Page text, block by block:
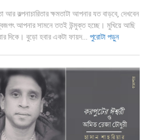
আর কল্পনাচারিতার ক্ষমতাটা আপনার যত বাড়বে, দেখবেন
আপনার সামনে ততই উন্মুক্ত হচ্ছে। মুখিয়ে আছি
দিকে। বুড়ো হবার একটা ফায়দ... পুরোটা পড়ুন